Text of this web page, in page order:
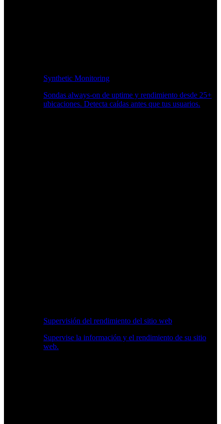
Synthetic Monitoring
Sondas always-on de uptime y rendimiento desde 25+
ubicaciones. Detecta caídas antes que tus usuarios.
Supervisión del rendimiento del sitio web
Supervise la información y el rendimiento de su sitio
web.